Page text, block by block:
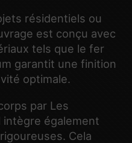
résidentiels ou
est conçu avec
tels que le fer
garantit une finition
optimale.
par Les
intègre également
Cela